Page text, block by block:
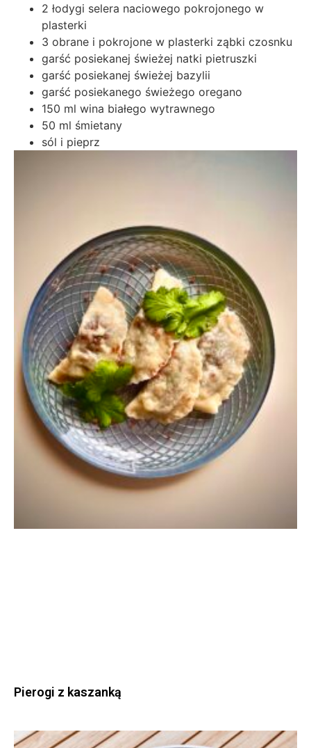
2 łodygi selera naciowego pokrojonego w
plasterki
3 obrane i pokrojone w plasterki ząbki czosnku
garść posiekanej świeżej natki pietruszki
garść posiekanej świeżej bazylii
garść posiekanego świeżego oregano
150 ml wina białego wytrawnego
50 ml śmietany
sól i pieprz
Pierogi z kaszanką